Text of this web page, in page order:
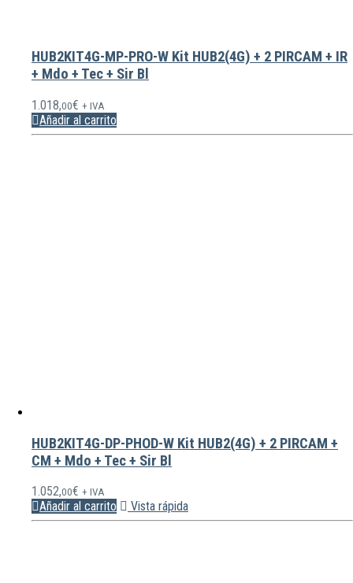
HUB2KIT4G-MP-PRO-W Kit HUB2(4G) + 2 PIRCAM + IR
+ Mdo + Tec + Sir Bl
1.018,00€ + IVA
Añadir al carrito
HUB2KIT4G-DP-PHOD-W Kit HUB2(4G) + 2 PIRCAM +
CM + Mdo + Tec + Sir Bl
1.052,00€ + IVA
Añadir al carrito Vista rápida